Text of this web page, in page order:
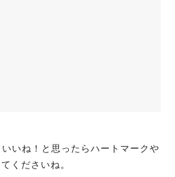
いね！と思ったらハートマークや
くださいね。